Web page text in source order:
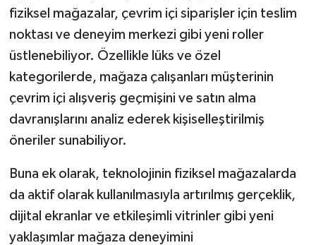
fiziksel mağazalar, çevrim içi siparişler için teslim
noktası ve deneyim merkezi gibi yeni roller
üstlenebiliyor. Özellikle lüks ve özel
kategorilerde, mağaza çalışanları müşterinin
çevrim içi alışveriş geçmişini ve satın alma
davranışlarını analiz ederek kişiselleştirilmiş
öneriler sunabiliyor.
Buna ek olarak, teknolojinin fiziksel mağazalarda
da aktif olarak kullanılmasıyla artırılmış gerçeklik,
dijital ekranlar ve etkileşimli vitrinler gibi yeni
yaklaşımlar mağaza deneyimini